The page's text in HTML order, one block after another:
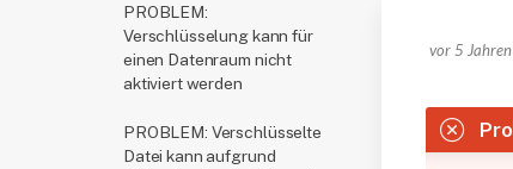
PROBLEM:
Verschlüsselung kann für
einen Datenraum nicht
aktiviert werden
PROBLEM: Verschlüsselte
Datei kann aufgrund
vor 5 Jahren